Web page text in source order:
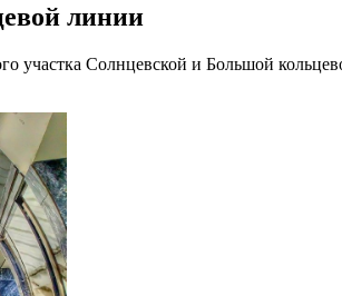
линии
участка Солнцевской и Большой